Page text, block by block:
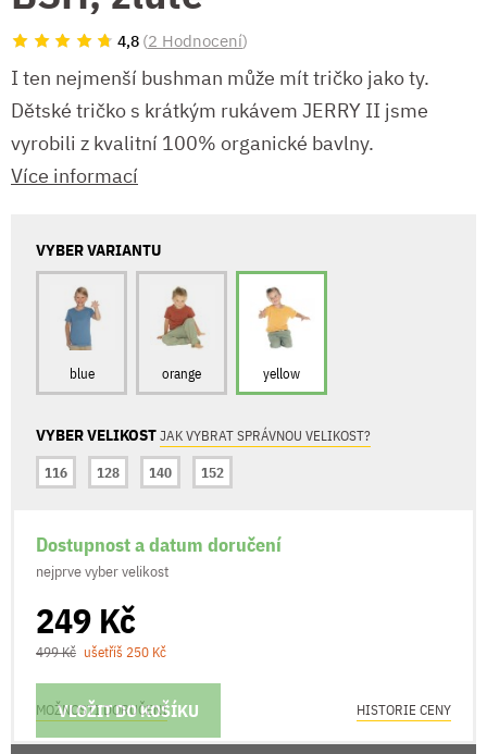
4,8 (2 Hodnocení)
I ten nejmenší bushman může mít tričko jako ty.
Dětské tričko s krátkým rukávem JERRY II jsme
vyrobili z kvalitní 100% organické bavlny.
Více informací
VYBER VARIANTU
blue orange yellow
VYBER VELIKOSTJAK VYBRAT SPRÁVNOU VELIKOST?
116
128 140 152
Dostupnost a datum doručení
nejprve vyber velikost
249 Kč
499 Kč ušetříš 250 Kč
VLOŽIT DO KOŠÍKU
MOŽNOSTI DORUČENÍ HISTORIE CENY